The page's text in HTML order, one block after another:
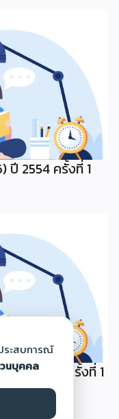
ปี 2554 ครั้งที่ 1
ปี 2554 ครั้งที่ 1
ระสบการณ์
นบุคคล